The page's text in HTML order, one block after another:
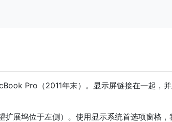
Pro（2011年末）。显示屏链接在一起，
展坞位于左侧）。使用显示系统首选项窗格，